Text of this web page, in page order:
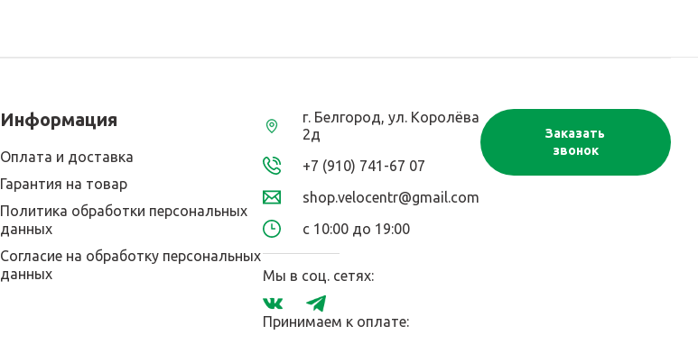
Информация
Оплата и доставка
Гарантия на товар
Политика обработки персональных
данных
Согласие на обработку персональных
данных
г. Белгород, ул. Королёва
2д
+7 (910) 741-67 07
shop.velocentr@gmail.com
с 10:00 до 19:00
Мы в соц. сетях:
Принимаем к оплате:
Заказать
звонок